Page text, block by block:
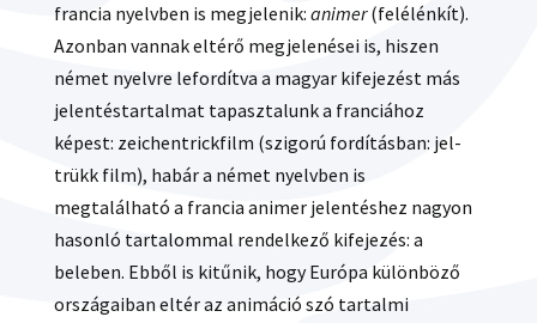
francia nyelvben is megjelenik: animer(felélénkít).
Azonban vannak eltérő megjelenései is, hiszen
német nyelvre lefordítva a magyar kifejezést más
jelentéstartalmat tapasztalunk a franciához
képest: zeichentrickfilm (szigorú fordításban: jel-
trükk film), habár a német nyelvben is
megtalálható a francia animer jelentéshez nagyon
hasonló tartalommal rendelkező kifejezés: a
beleben. Ebből is kitűnik, hogy Európa különböző
országaiban eltér az animáció szó tartalmi